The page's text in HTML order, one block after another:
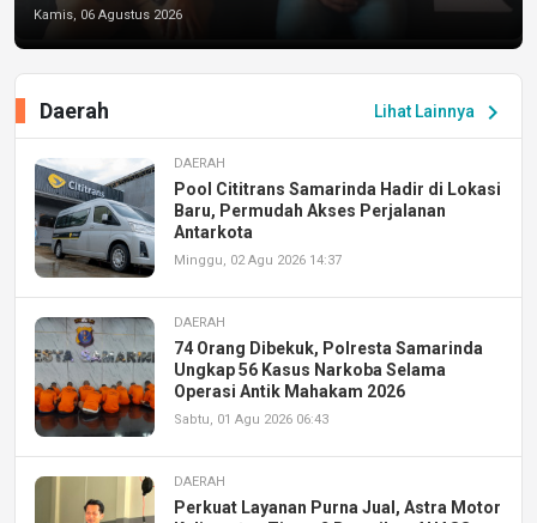
Kamis, 06 Agustus 2026
Lihat Lainnya chevron_right
Daerah
DAERAH
Pool Cititrans Samarinda Hadir di Lokasi
Baru, Permudah Akses Perjalanan
Antarkota
Minggu, 02 Agu 2026 14:37
DAERAH
74 Orang Dibekuk, Polresta Samarinda
Ungkap 56 Kasus Narkoba Selama
Operasi Antik Mahakam 2026
Sabtu, 01 Agu 2026 06:43
DAERAH
Perkuat Layanan Purna Jual, Astra Motor